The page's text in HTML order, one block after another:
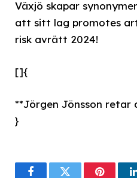
Växjö skapar
att sitt lag promotes
risk avrätt 2024!
[]{
**Jörgen Jönsson retar
}